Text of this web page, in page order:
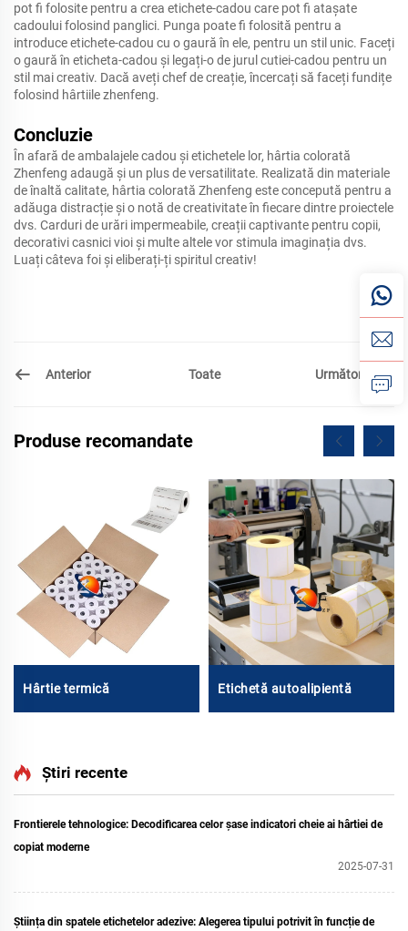
pot fi folosite pentru a crea etichete-cadou care pot fi atașate
cadoului folosind panglici. Punga poate fi folosită pentru a
introduce etichete-cadou cu o gaură în ele, pentru un stil unic. Faceți
o gaură în eticheta-cadou și legați-o de jurul cutiei-cadou pentru un
stil mai creativ. Dacă aveți chef de creație, încercați să faceți fundițe
folosind hârtiile zhenfeng.
Concluzie
În afară de ambalajele cadou și etichetele lor, hârtia colorată
Zhenfeng adaugă și un plus de versatilitate. Realizată din materiale
de înaltă calitate, hârtia colorată Zhenfeng este concepută pentru a
adăuga distracție și o notă de creativitate în fiecare dintre proiectele
dvs. Carduri de urări impermeabile, creații captivante pentru copii,
decorativi casnici vioi și multe altele vor stimula imaginația dvs.
Luați câteva foi și eliberați-ți spiritul creativ!
Anterior Toate Următor
Produse recomandate
Hârtie termică Etichetă autoalipientă
Știri recente
Frontierele tehnologice: Decodificarea celor șase indicatori cheie ai hârtiei de
copiat moderne
2025-07-31
Știința din spatele etichetelor adezive: Alegerea tipului potrivit în funcție de